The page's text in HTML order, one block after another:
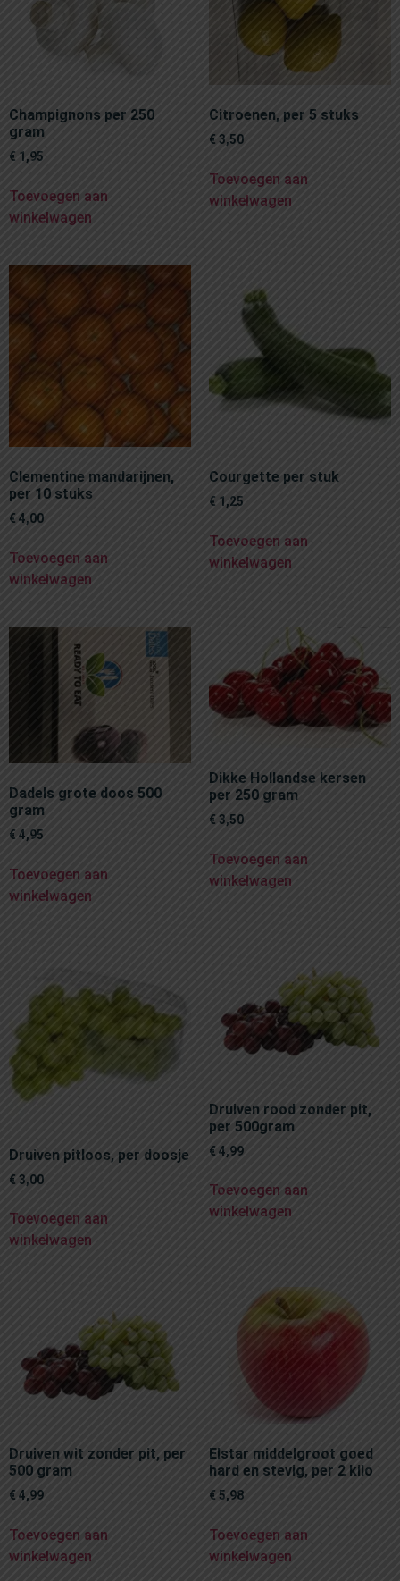
Champignons per 250
gram
€ 1,95
Toevoegen aan
winkelwagen
Citroenen, per 5 stuks
€ 3,50
Toevoegen aan
winkelwagen
Clementine mandarijnen,
per 10 stuks
€ 4,00
Toevoegen aan
winkelwagen
Courgette per stuk
€ 1,25
Toevoegen aan
winkelwagen
Dadels grote doos 500
gram
€ 4,95
Toevoegen aan
winkelwagen
Dikke Hollandse kersen
per 250 gram
€ 3,50
Toevoegen aan
winkelwagen
Druiven pitloos, per doosje
€ 3,00
Toevoegen aan
winkelwagen
Druiven rood zonder pit,
per 500gram
€ 4,99
Toevoegen aan
winkelwagen
Druiven wit zonder pit, per
500 gram
€ 4,99
Toevoegen aan
winkelwagen
Elstar middelgroot goed
hard en stevig, per 2 kilo
€5,98
Toevoegen aan
winkelwagen